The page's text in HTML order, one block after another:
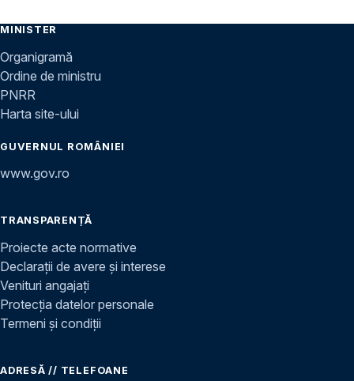
MINISTER
Organigramă
Ordine de ministru
PNRR
Harta site-ului
GUVERNUL ROMÂNIEI
www.gov.ro
TRANSPARENȚĂ
Proiecte acte normative
Declarații de avere și interese
Venituri angajați
Protecția datelor personale
Termeni și condiții
ADRESĂ // TELEFOANE